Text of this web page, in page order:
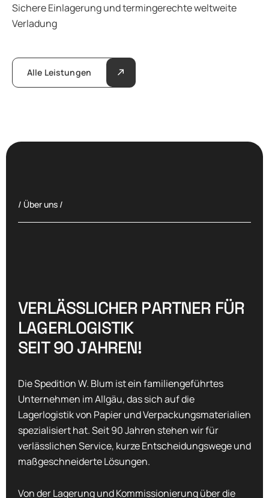
Sichere Einlagerung und termingerechte weltweite
Verladung
Alle Leistungen
/ Über uns /
VERLÄSSLICHER PARTNER FÜR
LAGERLOGISTIK
SEIT 90JAHREN!
Die Spedition W. Blum ist ein familiengeführtes
Unternehmen im Allgäu, das sich auf die
Lagerlogistik von Papier und Verpackungsmaterialien
spezialisiert hat. Seit 90 Jahren stehen wir für
verlässlichen Service, kurze Entscheidungswege und
maßgeschneiderte Lösungen.
Von der Lagerung und Kommissionierung über die